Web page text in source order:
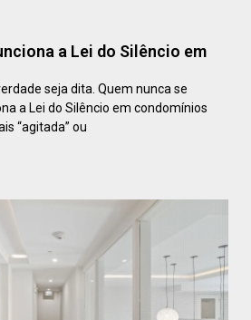
a Lei do Silêncio em
seja dita. Quem nunca se
a Lei do Silêncio em condomínios
“agitada” ou